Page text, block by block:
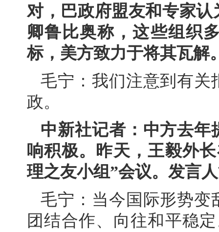
对，巴政府盟友和专家
卿鲁比奥称，这些组织
标，美方致力于将其瓦解
毛宁：我们注意到有关
政。
中新社记者：中方去
响积极。昨天，王毅外
理之友小组”会议。发言
毛宁：当今国际形势变
团结合作、向往和平稳